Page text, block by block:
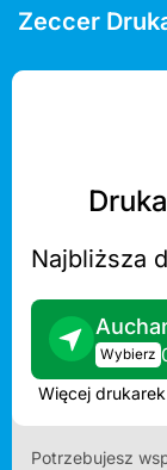
Zeccer
Najbliższa
Wybierz
Potrzebujesz